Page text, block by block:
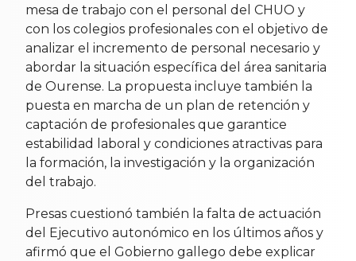
mesa de trabajo con el personal del CHUO y
con los colegios profesionales con el objetivo de
analizar el incremento de personal necesario y
abordar la situación específica del área sanitaria
de Ourense. La propuesta incluye también la
puesta en marcha de un plan de retención y
captación de profesionales que garantice
estabilidad laboral y condiciones atractivas para
la formación, la investigación y la organización
del trabajo.
Presas cuestionó también la falta de actuación
del Ejecutivo autonómico en los últimos años y
afirmó que el Gobierno gallego debe explicar